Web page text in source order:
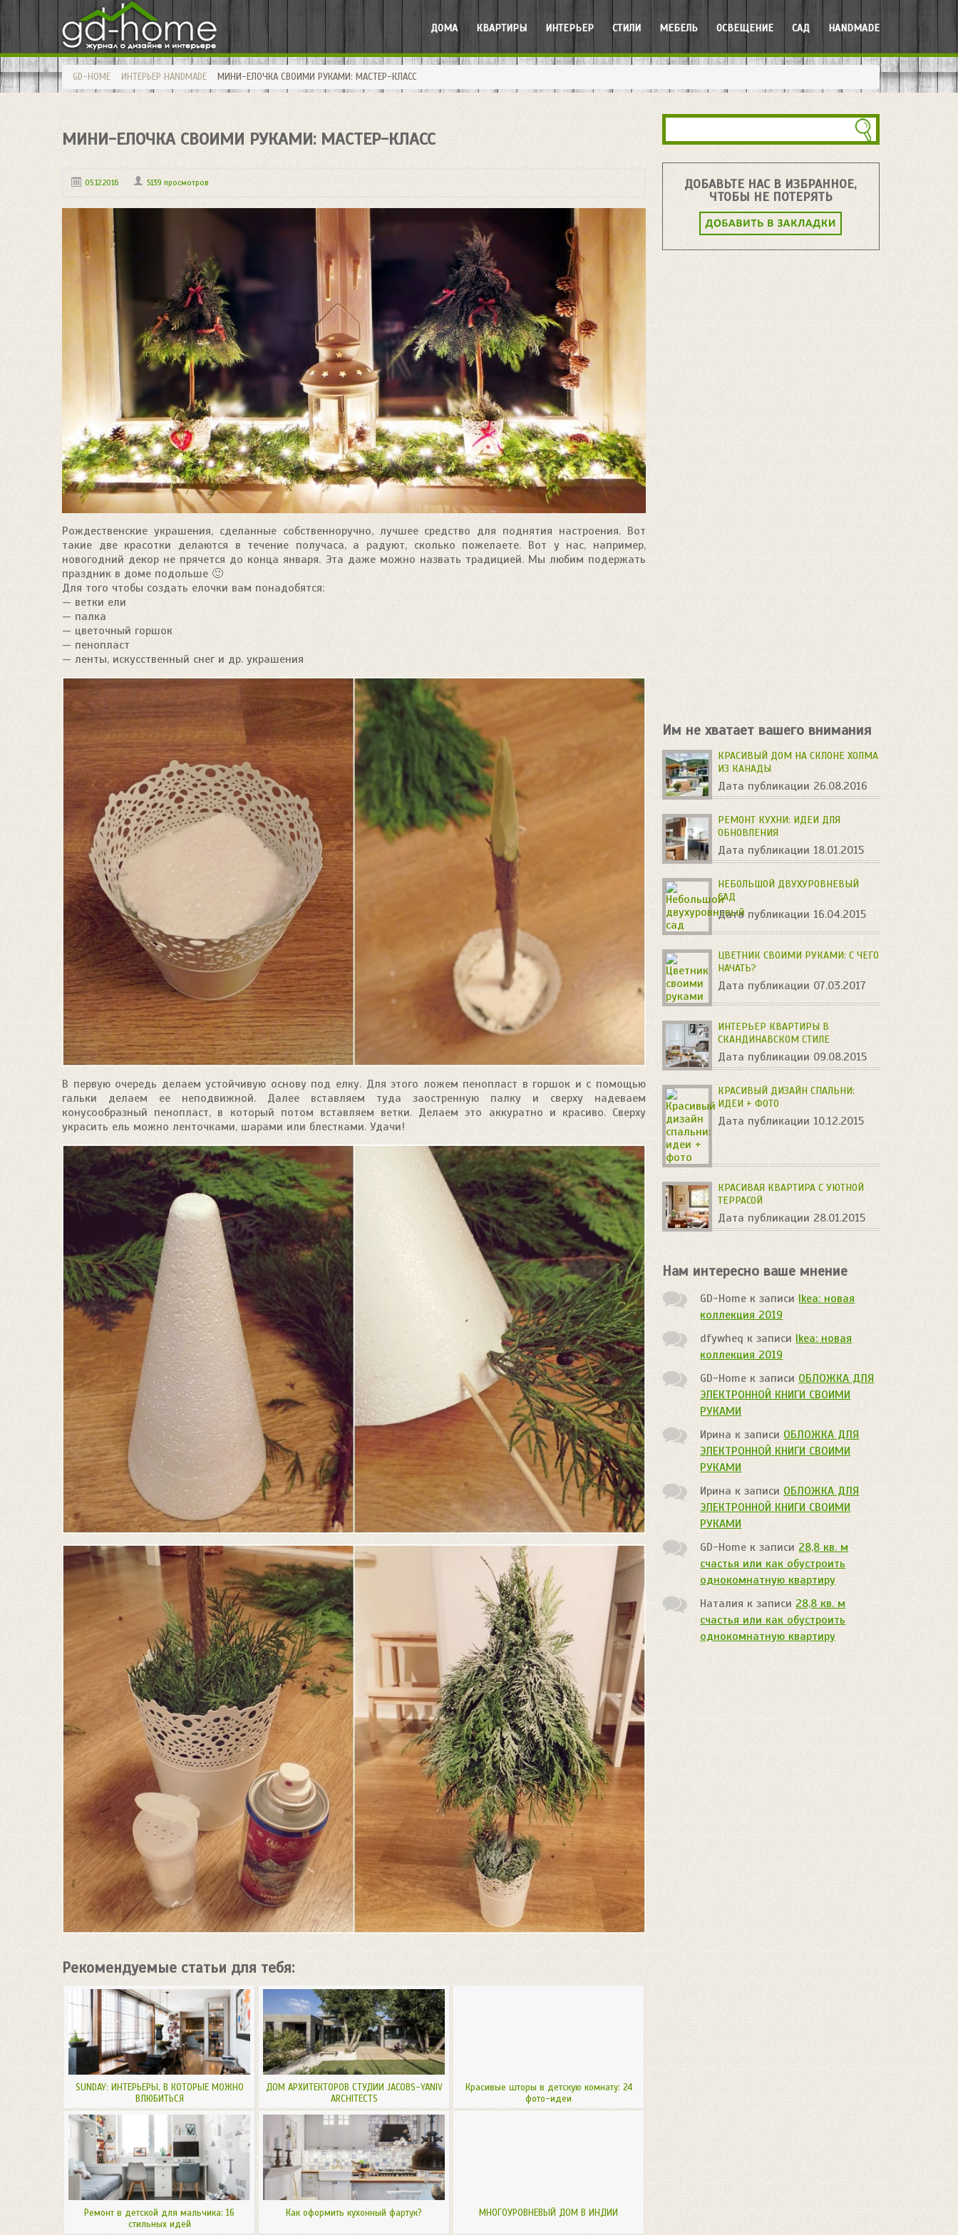
ДОМА КВАРТИРЫ ИНТЕРЬЕР СТИЛИ МЕБЕЛЬ ОСВЕЩЕНИЕ САД HANDMADE
GD-HOME ИНТЕРЬЕР HANDMADE МИНИ-ЕЛОЧКА СВОИМИ РУКАМИ: МАСТЕР-КЛАСС
МИНИ-ЕЛОЧКА СВОИМИ РУКАМИ: МАСТЕР-КЛАСС
05.12.2016 5139 просмотров
Рождественские украшения, сделанные собственноручно, лучшее средство для поднятия настроения. Вот
такие две красотки делаются в течение получаса, а радуют, сколько пожелаете. Вот у нас, например,
новогодний декор не прячется до конца января. Эта даже можно назвать традицией. Мы любим подержать
праздник в доме подольше 🙂
Для того чтобы создать елочки вам понадобятся:
— ветки ели
— палка
— цветочный горшок
— пенопласт
— ленты, искусственный снег и др. украшения
В первую очередь делаем устойчивую основу под елку. Для этого ложем пенопласт в горшок и с помощью
гальки делаем ее неподвижной. Далее вставляем туда заостренную палку и сверху надеваем
конусообразный пенопласт, в который потом вставляем ветки. Делаем это аккуратно и красиво. Сверху
украсить ель можно ленточками, шарами или блестками. Удачи!
Рекомендуемые статьи для тебя:
SUNDAY: ИНТЕРЬЕРЫ, В КОТОРЫЕ МОЖНО
ВЛЮБИТЬСЯ
ДОМ АРХИТЕКТОРОВ СТУДИИ JACOBS-YANIV
ARCHITECTS
Красивые шторы в детскую комнату: 24
фото-идеи
Ремонт в детской для мальчика: 16
стильных идей
Как оформить кухонный фартук? МНОГОУРОВНЕВЫЙ ДОМ В ИНДИИ
ДОБАВЬТЕ НАС В ИЗБРАННОЕ,
ЧТОБЫ НЕ ПОТЕРЯТЬ
Им не хватает вашего внимания
КРАСИВЫЙ ДОМ НА СКЛОНЕ ХОЛМА
ИЗ КАНАДЫ
Дата публикации 26.08.2016
РЕМОНТ КУХНИ: ИДЕИ ДЛЯ
ОБНОВЛЕНИЯ
Дата публикации 18.01.2015
НЕБОЛЬШОЙ ДВУХУРОВНЕВЫЙ
САД
Дата публикации 16.04.2015
ЦВЕТНИК СВОИМИ РУКАМИ: С ЧЕГО
НАЧАТЬ?
Дата публикации 07.03.2017
ИНТЕРЬЕР КВАРТИРЫ В
СКАНДИНАВСКОМ СТИЛЕ
Дата публикации 09.08.2015
КРАСИВЫЙ ДИЗАЙН СПАЛЬНИ:
ИДЕИ + ФОТО
Дата публикации 10.12.2015
КРАСИВАЯ КВАРТИРА С УЮТНОЙ
ТЕРРАСОЙ
Дата публикации 28.01.2015
Нам интересно ваше мнение
GD-Homeк записиIkea: новая
коллекция 2019
dfywheqк записи Ikea: новая
коллекция 2019
GD-Homeк записи ОБЛОЖКА ДЛЯ
ЭЛЕКТРОННОЙ КНИГИ СВОИМИ
РУКАМИ
Ирина к записиОБЛОЖКА ДЛЯ
ЭЛЕКТРОННОЙ КНИГИ СВОИМИ
РУКАМИ
Иринак записи ОБЛОЖКА ДЛЯ
ЭЛЕКТРОННОЙ КНИГИ СВОИМИ
РУКАМИ
GD-Homeк записи28,8 кв. м
счастья или как обустроить
однокомнатную квартиру
Наталияк записи28,8 кв. м
счастья или как обустроить
однокомнатную квартиру